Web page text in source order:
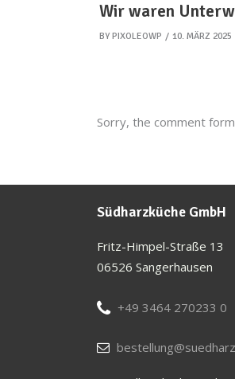
Wir waren
BY PIXOLEOWP 10. MÄRZ 2025
Sorry, the comment
Südharzküche GmbH
Fritz-Himpel-Straße 13
06526 Sangerhausen
+49 3464 270233 0